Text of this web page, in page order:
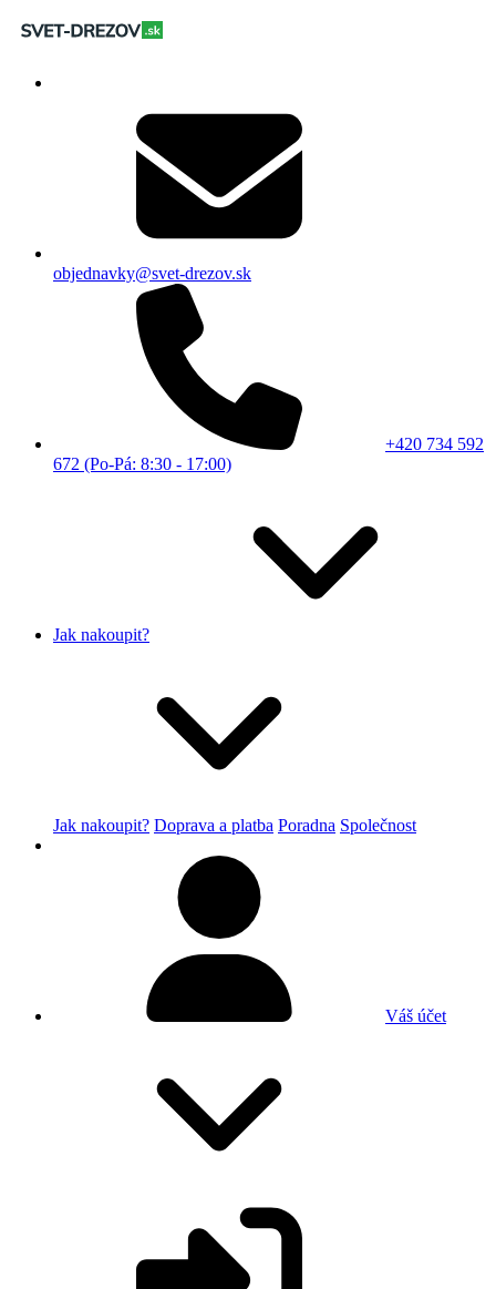
objednavky@svet-drezov.sk
+420 734 592
672 (Po-Pá: 8:30 - 17:00)
Jak nakoupit?
Jak nakoupit? Doprava a platba Poradna Společnost
Váš účet